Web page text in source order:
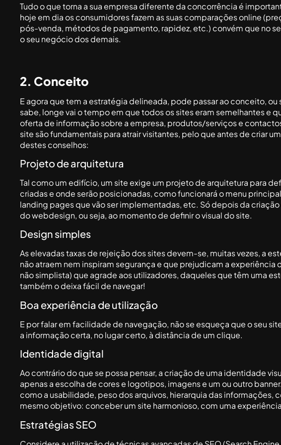
Tudo o que torna a sua empresa diferente da concorrência é
hoje em dia os consumidores fazem as suas comparações online
pós-venda, métodos de pagamento, rapidez, etc.) convém que no
o seu negócio dos demais.
2. Conceito
E agora que tem a estratégia delineada, pode passar ao conceito,
sabe, longe vai o tempo em que todos os sites eram semelhantes e
oferta de informação sobre a empresa, produtos/serviços e
site são fundamentais para atrair visitantes, pelo que antes de criar
destes conselhos:
Projeto de arquitetura
Tal como um edifício, um site exige um projeto de arquitetura para
criadas e onde serão posicionadas, como funcionará o menu
landing pages que vão ser implementadas, etc. Só depois da
do webdesign, ou seja, ao momento de definir o visual do site.
Design simples
As elevadas taxas de rejeição dos sites devem-se, muitas vezes, a
não atraem nem inspiram segurança e que prejudicam a experiência
não simplista) que agrade aos utilizadores, daqueles que têm uma
também o deixa fácil de navegar!
Boa experiência de utilização
E por falar em facilidade de navegação, não se esqueça que o seu
a informação certa, no lugar certo, à distância de um clique.
Identidade digital
Ao contrário do que se possa pensar, a criação de uma identidade
apenas a escolha de cores e logotipos, imagens e um ou outro
como a usabilidade, peso dos arquivos, hierarquia das informações,
mesmo objetivo: conceber um site harmonioso, com uma
Estratégias SEO